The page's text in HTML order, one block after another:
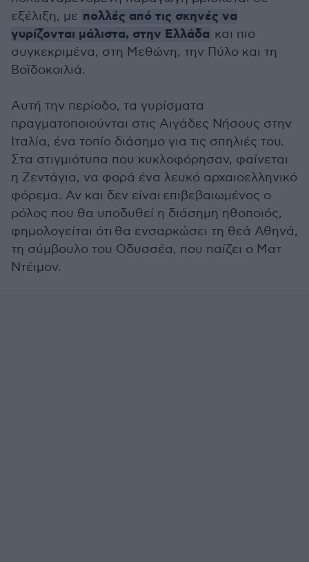
εξέλιξη, με πολλές από τις σκηνές να
γυρίζονται μάλιστα, στην Ελλάδα και πιο
συγκεκριμένα, στη Μεθώνη, την Πύλο και τη
Βοϊδοκοιλιά.
Αυτή την περίοδο, τα γυρίσματα
πραγματοποιούνται στις Αιγάδες Νήσους στην
Ιταλία, ένα τοπίο διάσημο για τις σπηλιές του.
Στα στιγμιότυπα που κυκλοφόρησαν, φαίνεται
η Ζεντάγια, να φορά ένα λευκό αρχαιοελληνικό
φόρεμα. Αν και δεν είναι επιβεβαιωμένος ο
ρόλος που θα υποδυθεί η διάσημη ηθοποιός,
φημολογείται ότι θα ενσαρκώσει τη θεά Αθηνά,
τη σύμβουλο του Οδυσσέα, που παίζει ο Ματ
Ντέιμον.